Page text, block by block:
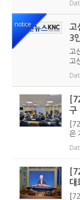
notice
고
3
고
고
구
은
대